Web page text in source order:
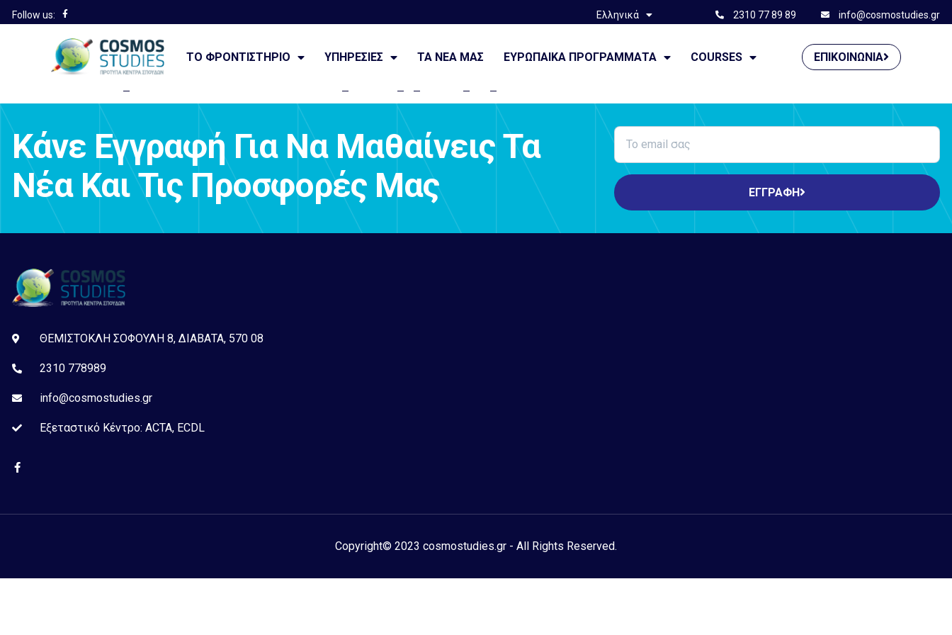
Follow us: Ελληνικά 2310 77 89 89 info@cosmostudies.gr
ΤΟ ΦΡΟΝΤΙΣΤΉΡΙΟ ΥΠΗΡΕΣΙΕΣ ΤΑ ΝΈΑ ΜΑΣ ΕΥΡΩΠΑΙΚΆ ΠΡΟΓΡΆΜΜΑΤΑ COURSES ΕΠΙΚΟΙΝΩΝΊΑ
Ευρωπαικά προγράμματα
Κάνε Εγγραφή Για Να Μαθαίνεις Τα
Νέα Και Τις Προσφορές Μας
ΕΓΓΡΑΦΗ
ΘΕΜΙΣΤΟΚΛΗ ΣΟΦΟΥΛΗ 8, ΔΙΑΒΑΤΑ, 570 08
2310 778989
info@cosmostudies.gr
Εξεταστικό Kέντρο: ACTA, ECDL
Copyright© 2023 cosmostudies.gr - All Rights Reserved.